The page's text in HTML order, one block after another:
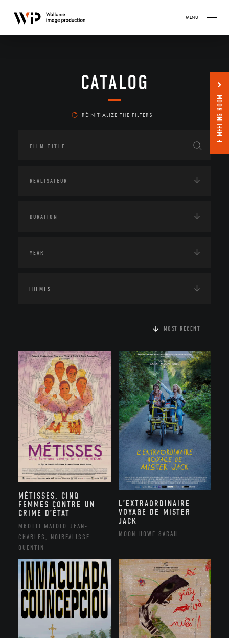
MENU
CATALOG
RÉINITIALIZE THE FILTERS
THEMES
MOST RECENT
MÉTISSES, CINQ
FEMMES CONTRE UN
CRIME D’ÉTAT
MBOTTI MALOLO JEAN-
CHARLES, NOIRFALISSE
QUENTIN
L’EXTRAORDINAIRE
VOYAGE DE MISTER
JACK
MOON-HOWE SARAH
E-MEETING ROOM